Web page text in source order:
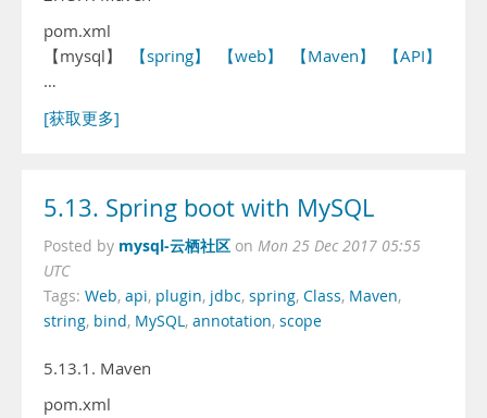
pom.xml
【mysql】
【spring】 【web】 【Maven】 【API】
…
[获取更多]
5.13. Spring boot with MySQL
Posted by mysql-云栖社区 on Mon 25 Dec 2017 05:55
UTC
Tags: Web, api, plugin, jdbc, spring, Class, Maven,
string, bind, MySQL, annotation, scope
5.13.1. Maven
pom.xml